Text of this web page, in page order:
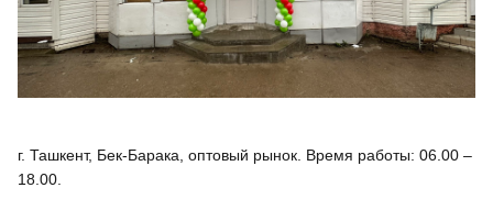
г. Ташкент, Бек-Барака, оптовый рынок. Время работы: 06.00 –
18.00.